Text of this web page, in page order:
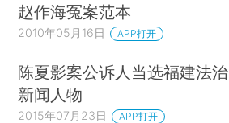
赵作海冤案范本
2010年05月16日 APP打开
陈夏影案公诉人当选福建法治
新闻人物
2015年07月23日 APP打开